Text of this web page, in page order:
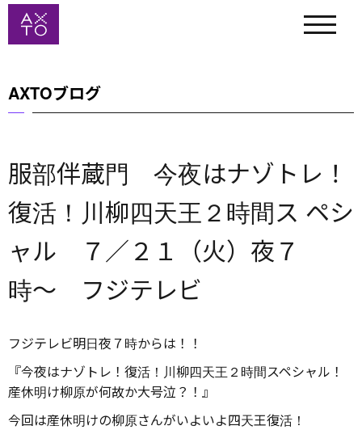
AXTOブログ
服部伴蔵門 今夜はナゾトレ！
復活！川柳四天王２時間ス ペシ
ャル ７／２１（火）夜７
時〜 フジテレビ
フジテレビ明日夜７時からは！！
『今夜はナゾトレ！復活！川柳四天王２時間スペシャル！
産休明け柳原が何故か大号泣？！』
今回は産休明けの柳原さんがいよいよ四天王復活！